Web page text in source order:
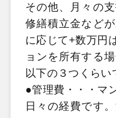
その他、月々の
修繕積立金など
に応じて+数万円
ョンを所有する
以下の３つくらい
●管理費・・・マ
日々の経費です